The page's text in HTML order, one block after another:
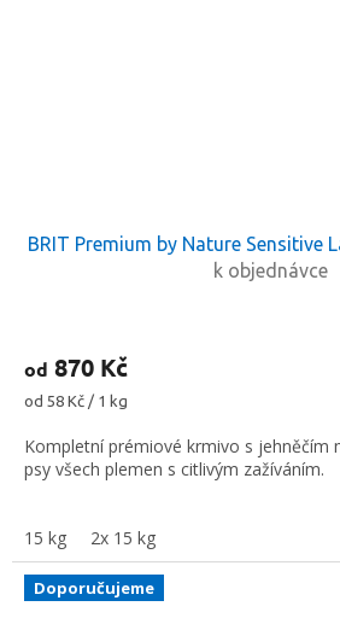
BRIT Premium by Nature Sensitive
k objednávce
od 870 Kč
Měrná
od 58 Kč / 1 kg
Kompletní prémiové krmivo s jehněčím
psy všech plemen s citlivým zažíváním.
15 kg 2x 15 kg
Doporučujeme